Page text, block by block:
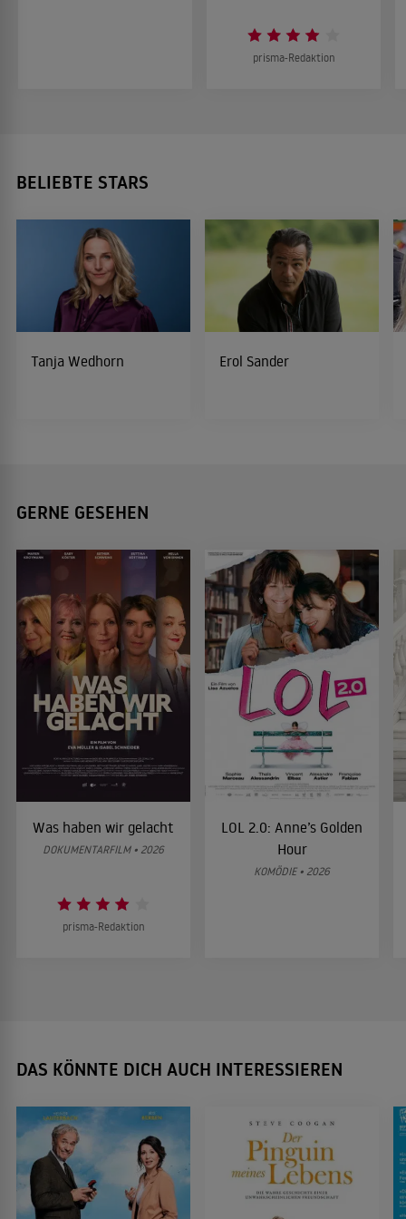
prisma-Redaktion
BELIEBTE STARS
Tanja Wedhorn Erol Sander
GERNE GESEHEN
Was haben wir gelacht
DOKUMENTARFILM • 2026
prisma-Redaktion
LOL 2.0: Anne’s Golden
Hour
KOMÖDIE • 2026
DAS KÖNNTE DICH AUCH INTERESSIEREN